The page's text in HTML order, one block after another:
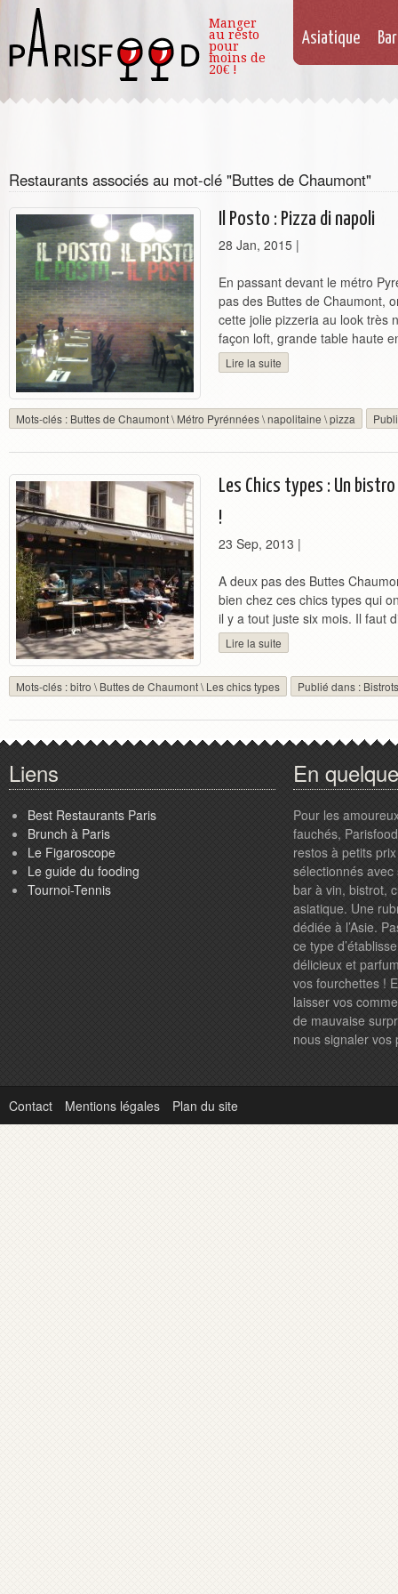
Manger
au resto
pour
moins de
20€ !
Asiatique
Restaurants associés au mot-clé "Buttes de Chaumont"
Il Posto : Pizza di napoli
28 Jan, 2015 |
En passant devant le métro
pas des Buttes de Chaumont,
cette jolie pizzeria au look très
façon loft, grande table haute
Lire la suite
Mots-clés : Buttes de Chaumont\ Métro Pyrénnées\napolitaine \pizza
Les Chics types : Un
!
23 Sep, 2013 |
A deux pas des Buttes
bien chez ces chics types qui
il y a tout juste six mois. Il faut
Lire la suite
Mots-clés :bitro \ Buttes de Chaumont\ Les chics types Publié dans : Bistrots
Liens
Best Restaurants Paris
Brunch à Paris
Le Figaroscope
Le guide du fooding
Tournoi-Tennis
En
Pour les
fauchés,
restos à petits
sélectionnés
bar à vin, bistrot,
asiatique. Une
dédiée à l’Asie.
ce type
délicieux et
vos fourchettes !
laisser vos
de mauvaise
nous signaler
Contact Mentions légales Plan du site